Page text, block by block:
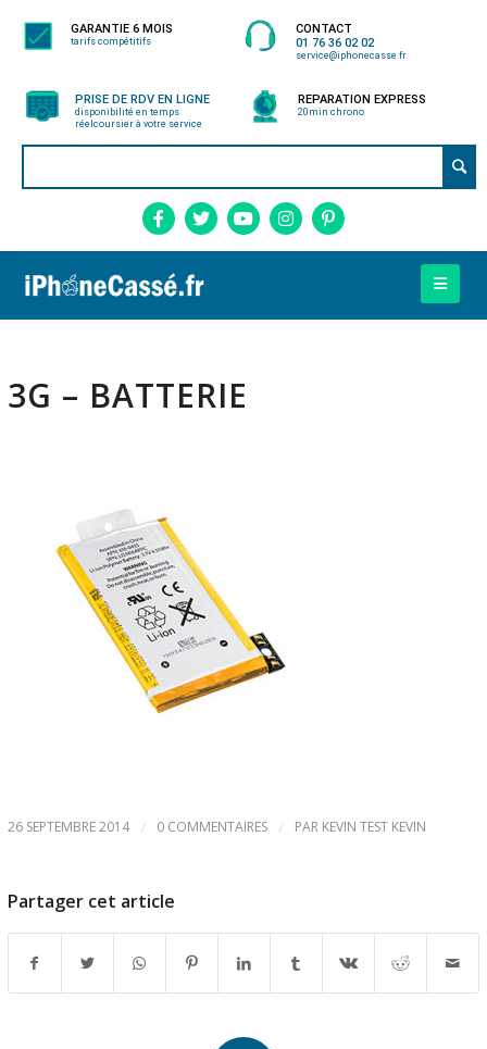
GARANTIE 6 MOIS
tarifs compétitifs
CONTACT
01 76 36 02 02
service@iphonecasse.fr
PRISE DE RDV EN LIGNE
disponibilité en temps
réelcoursier à votre service
REPARATION EXPRESS
20min chrono
3G – BATTERIE
26 SEPTEMBRE 2014 / 0 COMMENTAIRES / PAR KEVIN TEST KEVIN
Partager cet article